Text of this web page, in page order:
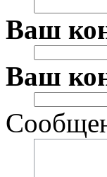
Ваш
Ваш